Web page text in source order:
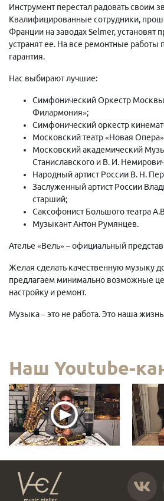
Инструмент перестал радовать своим
Квалифицированные сотрудники,
Франции на заводах Selmer, установят
устранят ее. На все ремонтные работы
гарантия.
Нас выбирают лучшие:
Симфонический Оркестр Москвы
Филармония»;
Симфонический оркестр
Московский театр «Новая
Московский академический
Станиславского и В. И.
Народный артист России В. Н.
Заслуженный артист России
старший;
Саксофонист Большого театра
Музыкант Антон Румянцев.
Ателье «Вель» – официальный
Желая сделать качественную музыку
предлагаем минимально возможные
настройку и ремонт.
Музыка – это не работа. Это наша
Наш Youtube-